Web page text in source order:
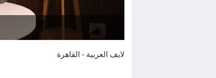
لايف العربية - القاهرة